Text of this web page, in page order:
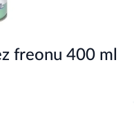
freonu 400 ml